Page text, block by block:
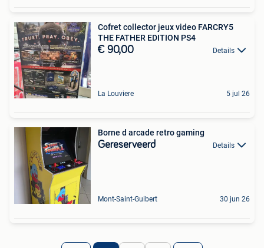
Cofret collector jeux video FARCRY5
THE FATHER EDITION PS4
€ 90,00 Details
La Louviere 5 jul 26
Borne d arcade retro gaming
Gereserveerd Details
Mont-Saint-Guibert 30 jun 26